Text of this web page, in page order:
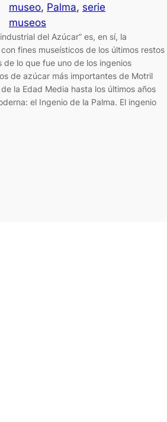
museo, Palma, serie
museos
del Azúcar” es, en sí, la
fines museísticos de los últimos restos
de lo que fue uno de los ingenios
de azúcar más importantes de Motril
la Edad Media hasta los últimos años
el Ingenio de la Palma. El ingenio